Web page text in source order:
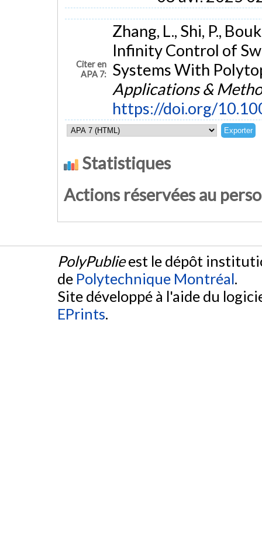
Citer en
APA 7:
Zhang, L., Shi, P.,
Infinity Control of
Systems With
Applications &
https://doi.org/
Statistiques
Actions réservées au
PolyPublieest le dépôt
de Polytechnique Montréal.
Site développé à l'aide du
EPrints.